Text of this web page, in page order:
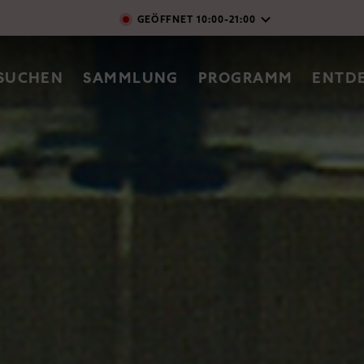
Direkt zum Inhalt
SAMMLUNG PROGRAMM
GEÖFFNET 10:00-21:00